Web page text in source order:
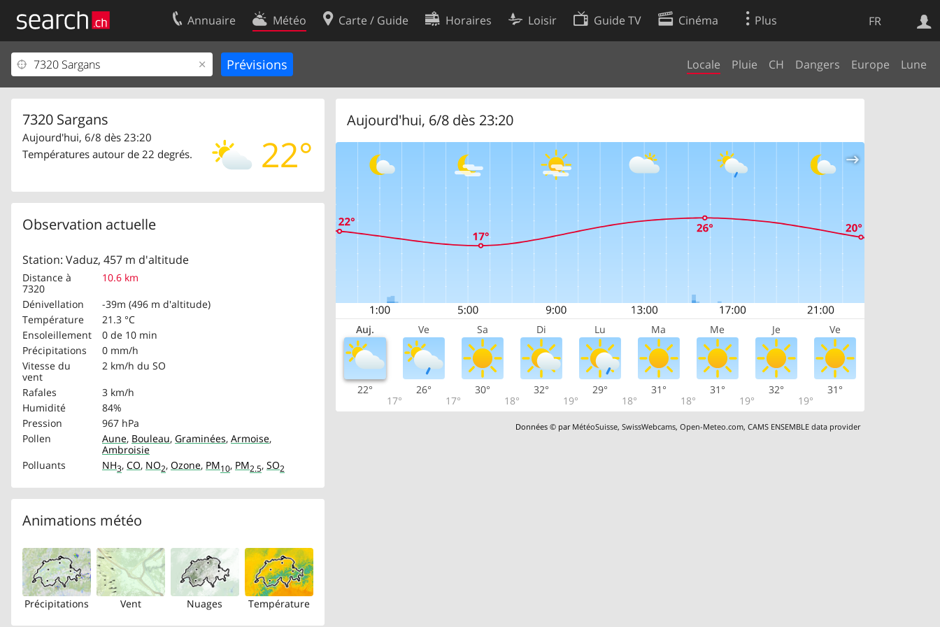
FR
Annuaire Météo Carte / Guide Horaires Loisir Guide TV Cinéma Plus
Locale Pluie CH Dangers Europe Lune
7320 Sargans
22°
Aujourd'hui, 6/8 dès 23:20
Températures autour de 22 degrés.
Observation actuelle
Station: Vaduz, 457 m d'altitude
Distance à
7320
10.6 km
Dénivellation
-39m (496 m d'altitude)
Température
21.3 °C
Ensoleillement
0 de 10 min
Précipitations
0 mm/h
Vitesse du
vent
2 km/h du SO
Rafales
3 km/h
Humidité
84%
Pression
967 hPa
Pollen
Aune, Bouleau, Graminées, Armoise,
Ambroisie
Polluants
NH3, CO, NO2, Ozone, PM10, PM2.5, SO2
Animations météo
Précipitations Vent Nuages Température
Aujourd'hui, 6/8 dès 23:20
Auj. Ve Sa Di Lu Ma Me Je Ve
22°
17°
26°
17°
30°
18°
32°
19°
29°
18°
31°
18°
31°
19°
32°
19°
31°
Données © par MétéoSuisse,SwissWebcams,Open-Meteo.com,CAMS ENSEMBLE data provider
Web
Votre inscription
Centre clients
Contact
Conditions d’utilisation
Préférences de cookies